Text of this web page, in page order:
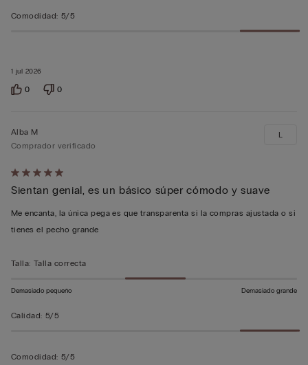
1 jul 2026
Comodidad: 5/5
0 0
Calificación
de
5
sobre
Alba M
Comprador verificado
Sientan genial, es un básico súper cómodo y suave
Me encanta, la única pega es que transparenta si la compras ajustada o si
tienes el pecho grande
L
Talla: Talla correcta
Demasiado pequeño Demasiado grande
Calidad: 5/5
Comodidad: 5/5